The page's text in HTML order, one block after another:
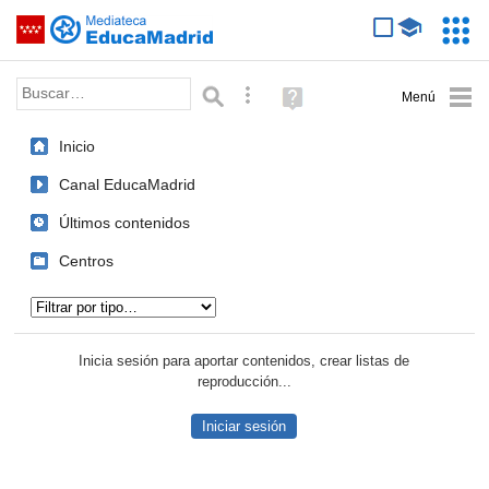
Saltar navegación
Palabra o frase: Búsqueda avanzada
Ayuda
(en
Inicio
Canal EducaMadrid
Últimos contenidos
Centros
Inicia sesión para aportar contenidos, crear listas de
reproducción...
Iniciar sesión